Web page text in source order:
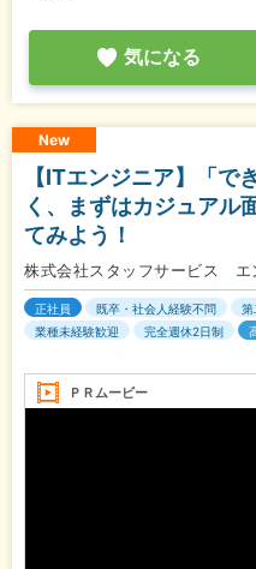
気になる
New
【ITエンジニア】「で
く、まずはカジュアル
てみよう！
株式会社スタッフサービス エ
正社員 既卒・社会人経験不問 第
業種未経験歓迎
完全週休2日制
ＰＲムービー